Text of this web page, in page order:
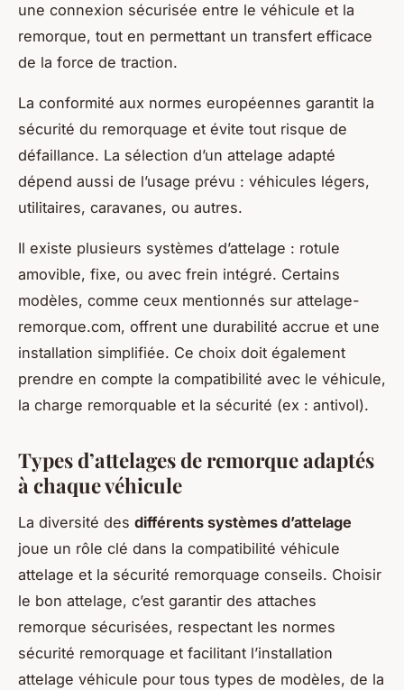
une connexion sécurisée entre le véhicule et la
remorque, tout en permettant un transfert efficace
de la force de traction.
La conformité aux normes européennes garantit la
sécurité du remorquage et évite tout risque de
défaillance. La sélection d’un attelage adapté
dépend aussi de l’usage prévu : véhicules légers,
utilitaires, caravanes, ou autres.
Il existe plusieurs systèmes d’attelage : rotule
amovible, fixe, ou avec frein intégré. Certains
modèles, comme ceux mentionnés sur attelage-
remorque.com, offrent une durabilité accrue et une
installation simplifiée. Ce choix doit également
prendre en compte la compatibilité avec le véhicule,
la charge remorquable et la sécurité (ex : antivol).
Types d’attelages de remorque adaptés
à chaque véhicule
La diversité des différents systèmes d’attelage
joue un rôle clé dans la compatibilité véhicule
attelage et la sécurité remorquage conseils. Choisir
le bon attelage, c’est garantir des attaches
remorque sécurisées, respectant les normes
sécurité remorquage et facilitant l’installation
attelage véhicule pour tous types de modèles, de la